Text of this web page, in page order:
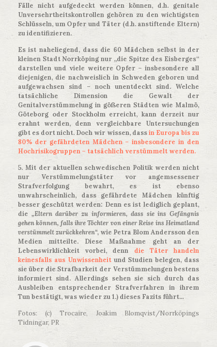
Fälle nicht aufgedeckt werden können, d.h. genitale
Unversehrtheitskontrollen gehören zu den wichtigsten
Schlüsseln, um Opfer und Täter (d.h. anstiftende Eltern)
zu identifizieren.
Es ist naheliegend, dass die 60 Mädchen selbst in der
kleinen Stadt Norrköping nur „die Spitze des Eisberges“
darstellen und viele weitere Opfer – insbesondere all
diejenigen, die nachweislich in Schweden geboren und
aufgewachsen sind – noch unentdeckt sind. Welche
tatsächliche Dimension die Gewalt der
Genitalverstümmelung in gößeren Städten wie Malmö,
Göteborg oder Stockholm erreicht, kann derzeit nur
erahnt werden, denn vergleichbare Untersuchungen
gibt es dort nicht. Doch wir wissen, dassin Europa bis zu
80% der gefährdeten Mädchen – insbesondere in den
Hochrisikogruppen – tatsächlich verstümmelt werden.
5. Mit der aktuellen schwedischen Politik werden nicht
nur Verstümmelungstäter vor angemsessener
Strafverfolgung bewahrt, es ist ebenso
unwahrscheinlich, dass gefährdete Mädchen künftig
besser geschützt werden: Denn es ist lediglich geplant,
die „Eltern darüber zu informieren, dass sie ins Gefängnis
gehen können, falls ihre Töchter von einer Reise ins Heimatland
verstümmelt zurückkehren“, wie Petra Blom Andersson den
Medien mitteilte. Diese Maßnahme geht an der
Lebenswirklichkeit vorbei, denn die Täter handeln
keinesfalls aus Unwissenheitund Studien belegen, dass
sie über die Strafbarkeit der Verstümmelungen bestens
informiert sind. Allerdings sehen sie sich durch das
Ausbleiben entsprechender Strafverfahren in ihrem
Tun bestätigt, was wieder zu 1.) dieses Fazits führt…
Fotos: (c) Trocaire, Joakim Blomqvist/Norrköpings
Tidningar, PR